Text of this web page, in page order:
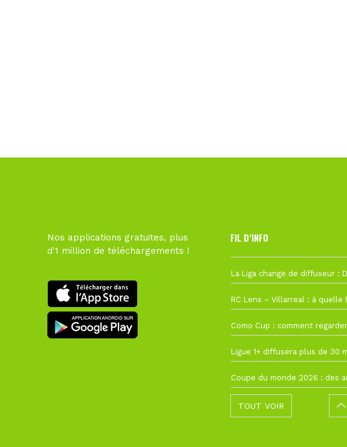
Nos applications gratuites, plus
d'1 million de téléchargements !
FIL D’INFO
TOUT VOIR